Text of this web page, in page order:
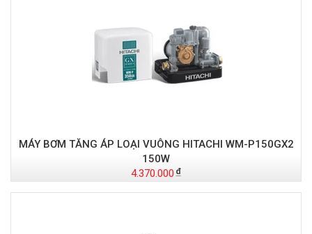
MÁY BƠM TĂNG ÁP LOẠI VUÔNG HITACHI WM-P150GX2
150W
4.370.000